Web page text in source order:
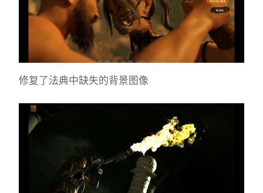
修复了法典中缺失的背景图像